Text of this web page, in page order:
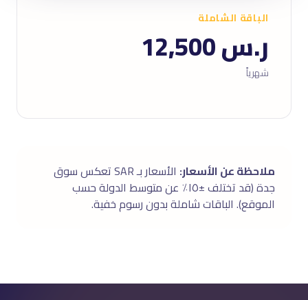
الباقة الشاملة
ر.س 12,500
شهرياً
ملاحظة عن الأسعار:
الأسعار بـ SAR تعكس سوق
جدة (قد تختلف ±١٥٪ عن متوسط الدولة حسب
الموقع). الباقات شاملة بدون رسوم خفية.